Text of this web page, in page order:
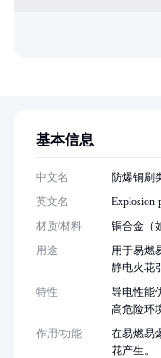
基本信息
中文名
防爆铜刷
英文名
Explosion-
材质/材料
铜合金（
用途
用于易燃
静电火花
特性
导电性能
高危险环
作用/功能
在易燃易
花产生。